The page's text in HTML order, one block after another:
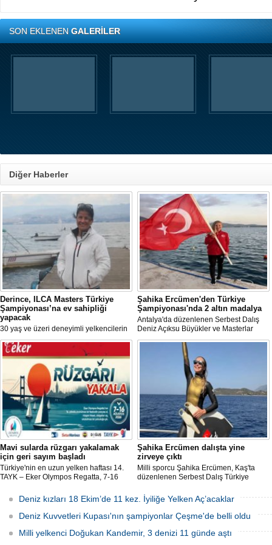
SON EKLENENGALERİLER
Diğer Haberler
Derince, ILCA Masters Türkiye
Şampiyonası’na ev sahipliği
yapacak
30 yaş ve üzeri deneyimli yelkencilerin
mücadele ettiği ILCA Masters 2026
Türkiye Şampiyonası, bu yıl Kocaeli’nin
Derince ilçesinde gerçekleştirilecek.
Şahika Ercümen'den Türkiye
Şampiyonası'nda 2 altın madalya
Antalya'da düzenlenen Serbest Dalış
Deniz Açıksu Büyükler ve Masterlar
Bireysel Türkiye Şampiyonası'nda milli
sporcu ve serbest dalış dünya
rekortmeni Şahika Ercümen, 2 altın
madalya kazandı.
Mavi sularda rüzgarı yakalamak
için geri sayım başladı
Türkiye'nin en uzun yelken haftası 14.
TAYK – Eker Olympos Regatta, 7-16
sulara yelken açıyor.
Şahika Ercümen dalışta yine
zirveye çıktı
Milli sporcu Şahika Ercümen, Kaş'ta
düzenlenen Serbest Dalış Türkiye
kategorisinde 68 metre dalış yaparak
şampiyon oldu.
Deniz kızları 18 Ekim’de 11 kez. İyiliğe Yelken Aç’acaklar
Deniz Kuvvetleri Kupası'nın şampiyonlar Çeşme'de belli oldu
Milli yelkenci Doğukan Kandemir, 3 denizi 11 günde aştı